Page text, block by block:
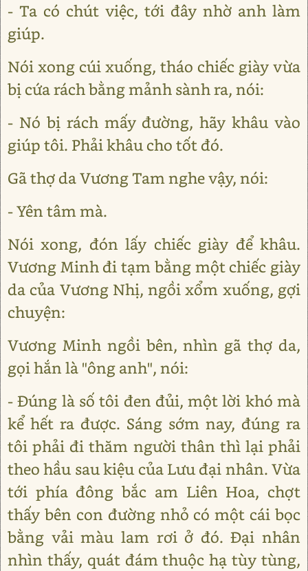
- Ta có chút việc, tới đây nhờ anh làm
giúp.
Nói xong cúi xuống, tháo chiếc giày vừa
bị cứa rách bằng mảnh sành ra, nói:
- Nó bị rách mấy đường, hãy khâu vào
giúp tôi. Phải khâu cho tốt đó.
Gã thợ da Vương Tam nghe vậy, nói:
- Yên tâm mà.
Nói xong, đón lấy chiếc giày để khâu.
Vương Minh đi tạm bằng một chiếc giày
da của Vương Nhị, ngồi xổm xuống, gợi
chuyện:
Vương Minh ngồi bên, nhìn gã thợ da,
gọi hắn là "ông anh", nói:
- Đúng là số tôi đen đủi, một lời khó mà
kể hết ra được. Sáng sớm nay, đúng ra
tôi phải đi thăm người thân thì lại phải
theo hầu sau kiệu của Lưu đại nhân. Vừa
tới phía đông bắc am Liên Hoa, chợt
thấy bên con đường nhỏ có một cái bọc
bằng vải màu lam rơi ở đó. Đại nhân
nhìn thấy, quát đám thuộc hạ tùy tùng,